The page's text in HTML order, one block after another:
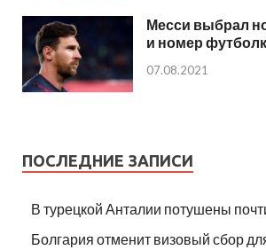
Месси выбрал
и номер
07.08.2021
ПОСЛЕДНИЕ ЗАПИСИ
В турецкой Анталии потушены
Болгария отменит визовый сбор